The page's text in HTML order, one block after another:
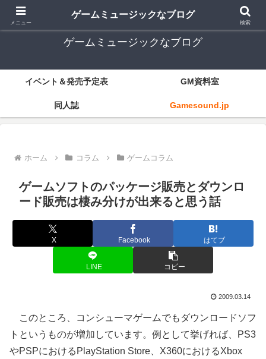
ゲーム音楽とレトロゲー中心
ゲームミュージックなブログ
イベント＆発売予定表 GM資料室
同人誌 Gamesound.jp
ホーム コラム ゲームコラム
ゲームソフトのパッケージ販売とダウンロ
ード販売は棲み分けが出来ると思う話
X Facebook はてブ
LINE コピー
2009.03.14
このところ、コンシューマゲームでもダウンロードソフ
トというものが増加しています。例として挙げれば、PS3
やPSPにおけるPlayStation Store、X360におけるXbox
メニュー
ゲームミュージックなブログ
検索